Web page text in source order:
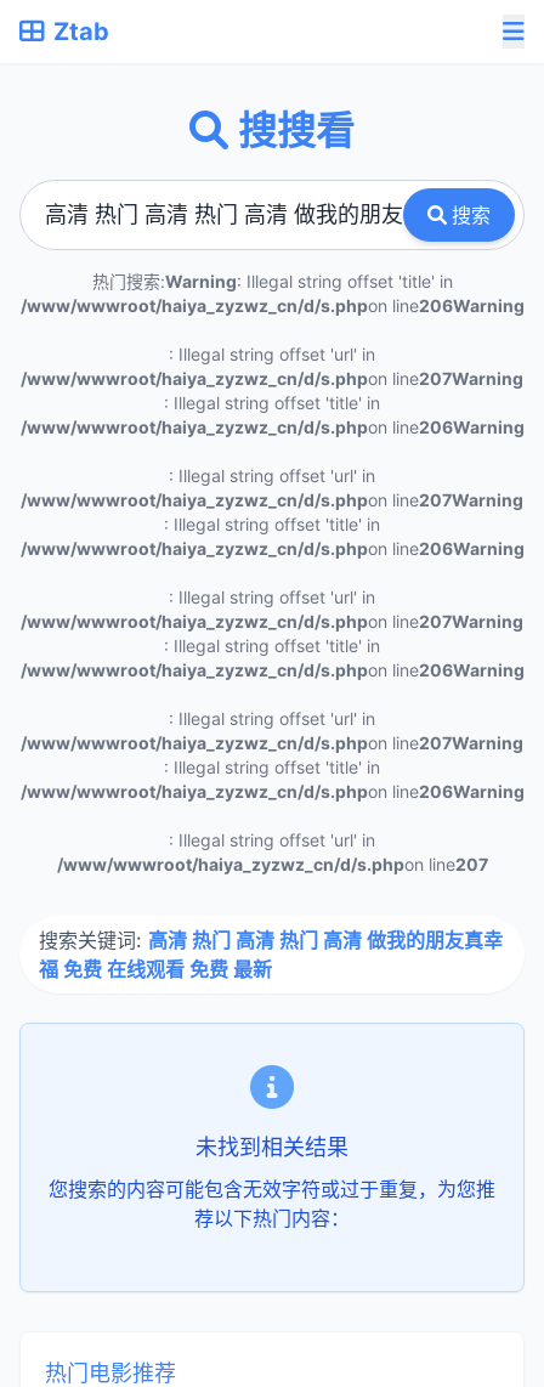
Ztab
搜搜看
搜索
热门搜索:Warning: Illegal string offset 'title' in
/www/wwwroot/haiya_zyzwz_cn/d/s.phpon line206Warning
: Illegal string offset 'url' in
/www/wwwroot/haiya_zyzwz_cn/d/s.phpon line207Warning
: Illegal string offset 'title' in
/www/wwwroot/haiya_zyzwz_cn/d/s.phpon line206Warning
: Illegal string offset 'url' in
/www/wwwroot/haiya_zyzwz_cn/d/s.phpon line207Warning
: Illegal string offset 'title' in
/www/wwwroot/haiya_zyzwz_cn/d/s.phpon line206Warning
: Illegal string offset 'url' in
/www/wwwroot/haiya_zyzwz_cn/d/s.phpon line207Warning
: Illegal string offset 'title' in
/www/wwwroot/haiya_zyzwz_cn/d/s.phpon line206Warning
: Illegal string offset 'url' in
/www/wwwroot/haiya_zyzwz_cn/d/s.phpon line207Warning
: Illegal string offset 'title' in
/www/wwwroot/haiya_zyzwz_cn/d/s.phpon line206Warning
: Illegal string offset 'url' in
/www/wwwroot/haiya_zyzwz_cn/d/s.phpon line207
搜索关键词: 高清 热门 高清 热门 高清 做我的朋友真幸
福 免费 在线观看 免费 最新
未找到相关结果
您搜索的内容可能包含无效字符或过于重复，为您推
荐以下热门内容：
热门电影推荐